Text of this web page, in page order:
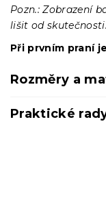
Pozn.: Zobrazení
lišit od skutečnosti.
Při prvním praní
Rozměry a
Praktické